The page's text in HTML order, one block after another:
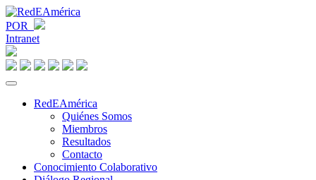
POR
Intranet
RedEAmérica
Quiénes Somos
Miembros
Resultados
Contacto
Conocimiento Colaborativo